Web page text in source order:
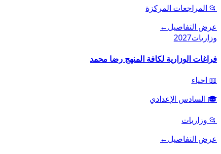
📂 المراجعات المركزة
عرض التفاصيل←
وزاريات2027
فراغات الوزارية لكافة المنهج رضا محمد
📖 احياء
🎓 السادس الإعدادي
📂 وزاريات
عرض التفاصيل←